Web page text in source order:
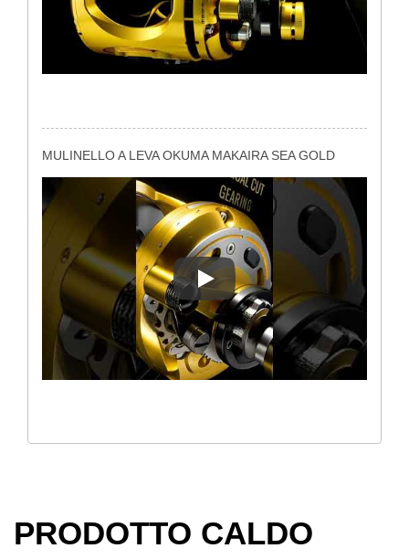
MULINELLO A LEVA OKUMA MAKAIRA SEA GOLD
MULINELLO A LEVA OKUMA
PRODOTTO CALDO